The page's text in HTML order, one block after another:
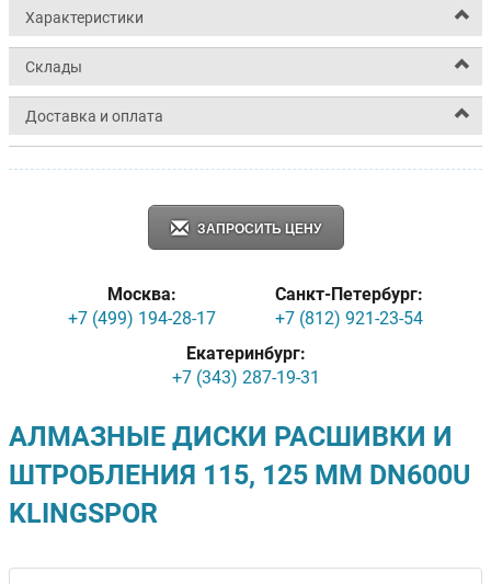
Характеристики
Склады
Доставка и оплата
ЗАПРОСИТЬ ЦЕНУ
Москва:
+7 (499) 194-28-17
Санкт-Петербург:
+7 (812) 921-23-54
Екатеринбург:
+7 (343) 287-19-31
АЛМАЗНЫЕ ДИСКИ РАСШИВКИ И
ШТРОБЛЕНИЯ 115, 125 ММ DN600U
KLINGSPOR